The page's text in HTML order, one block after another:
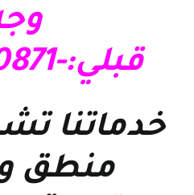
قبلي:-01111500871
خدماتنا
منطق و